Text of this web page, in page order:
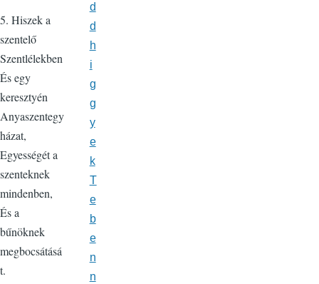
5. Hiszek a
szentelő
Szentlélekben
És egy
keresztyén
Anyaszentegy
házat,
Egyességét a
szenteknek
mindenben,
És a
bűnöknek
megbocsátásá
t.
d
d
h
i
g
g
y
e
k
T
e
b
e
n
n